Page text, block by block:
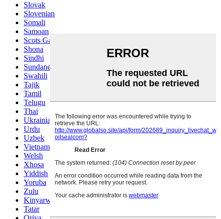
Slovak
Slovenian
Somali
Samoan
Scots Gaelic
Shona
Sindhi
Sundanese
Swahili
Tajik
Tamil
Telugu
Thai
Ukrainian
Urdu
Uzbek
Vietnamese
Welsh
Xhosa
Yiddish
Yoruba
Zulu
Kinyarwanda
Tatar